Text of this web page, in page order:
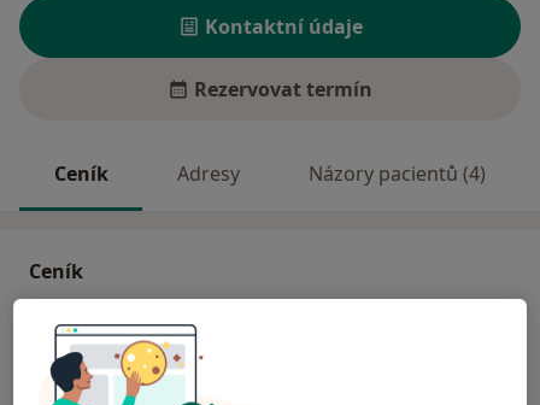
Kontaktní údaje
Rezervovat termín
Ceník Adresy Názory pacientů (4)
Ceník
Tento specialista ještě nepřidával žádné informace o